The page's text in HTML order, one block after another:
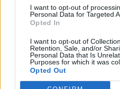
I want to opt-out of
Personal Data for Targeted
Opted In
I want to opt-out of
Retention, Sale, and/or
Personal Data that Is
Purposes for which it was
Opted Out
all’HONOR Image Engine, l’AI
Magic Vs vanta le migliori capacità
Prestazioni impareggiabili
Grazie alla piattaforma mobile
19, HONOR Magic Vs offre